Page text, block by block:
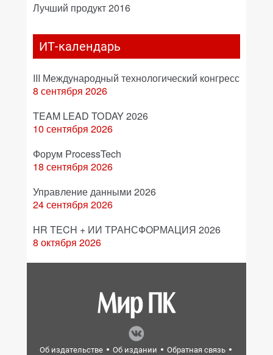
Лучший продукт 2016
ИТ-календарь
III Международный технологический конгресс
8 сентября 2026
TEAM LEAD TODAY 2026
10 сентября 2026
Форум ProcessTech
18 сентября 2026
Управление данными 2026
24 сентября 2026
HR TECH + ИИ ТРАНСФОРМАЦИЯ 2026
8 октября 2026
Об издательстве Об издании
Обратная связь